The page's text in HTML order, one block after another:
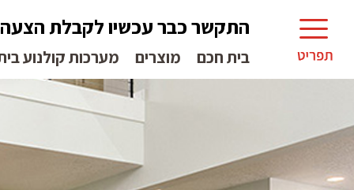
התקשר כבר עכשיו לקבלת הצעה
בית חכם מוצרים מערכות קולנוע